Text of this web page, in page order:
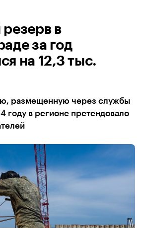
в
за год
на 12,3 тыс.
размещенную через службы
году в регионе претендовало